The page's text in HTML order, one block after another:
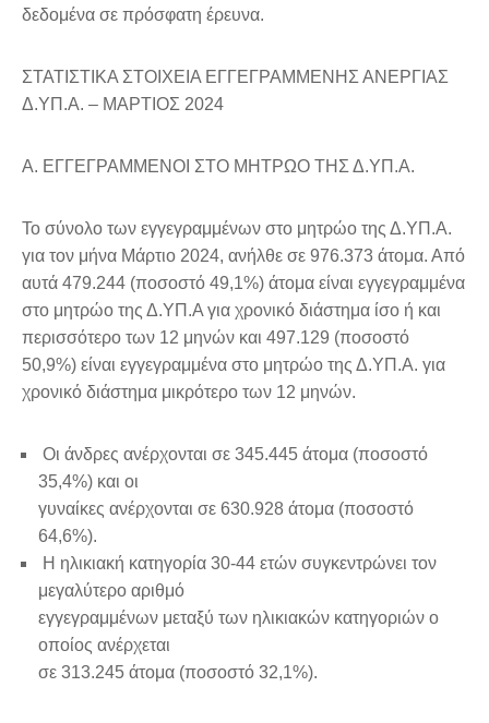
δεδομένα σε πρόσφατη έρευνα.
ΣΤΑΤΙΣΤΙΚΑ ΣΤΟΙΧΕΙΑ ΕΓΓΕΓΡΑΜΜΕΝΗΣ ΑΝΕΡΓΙΑΣ
Δ.ΥΠ.Α. – ΜΑΡΤΙΟΣ 2024
Α. ΕΓΓΕΓΡΑΜΜΕΝΟΙ ΣΤΟ ΜΗΤΡΩΟ ΤΗΣ Δ.ΥΠ.Α.
Το σύνολο των εγγεγραμμένων στο μητρώο της Δ.ΥΠ.Α.
για τον μήνα Μάρτιο 2024, ανήλθε σε 976.373 άτομα. Από
αυτά 479.244 (ποσοστό 49,1%) άτομα είναι εγγεγραμμένα
στο μητρώο της Δ.ΥΠ.Α για χρονικό διάστημα ίσο ή και
περισσότερο των 12 μηνών και 497.129 (ποσοστό
50,9%) είναι εγγεγραμμένα στο μητρώο της Δ.ΥΠ.Α. για
χρονικό διάστημα μικρότερο των 12 μηνών.
Οι άνδρες ανέρχονται σε 345.445 άτομα (ποσοστό
35,4%) και οι
γυναίκες ανέρχονται σε 630.928 άτομα (ποσοστό
64,6%).
Η ηλικιακή κατηγορία 30-44 ετών συγκεντρώνει τον
μεγαλύτερο αριθμό
εγγεγραμμένων μεταξύ των ηλικιακών κατηγοριών ο
οποίος ανέρχεται
σε 313.245 άτομα (ποσοστό 32,1%).